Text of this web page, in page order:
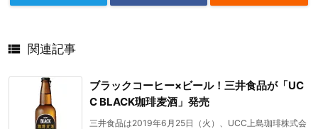
 関連記事
ブラックコーヒー×ビール！三井食品が「UC
C BLACK珈琲麦酒」発売
三井食品は2019年6月25日（火）、UCC上島珈琲株式会